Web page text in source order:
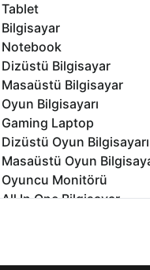
Tablet
Bilgisayar
Notebook
Dizüstü Bilgisayar
Masaüstü Bilgisayar
Oyun Bilgisayarı
Gaming Laptop
Dizüstü Oyun Bilgisayarı
Masaüstü Oyun
Oyuncu Monitörü
All In One Bilgisayar